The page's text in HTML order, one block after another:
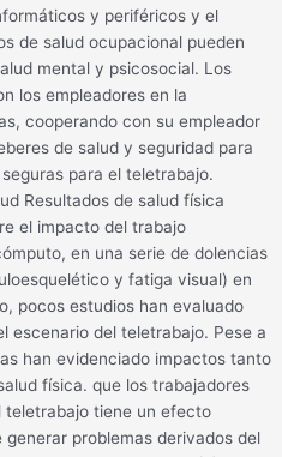
y periféricos y el
de salud ocupacional pueden
mental y psicosocial. Los
los empleadores en la
cooperando con su empleador
de salud y seguridad para
para el teletrabajo.
Resultados de salud física
el impacto del trabajo
en una serie de dolencias
y fatiga visual) en
pocos estudios han evaluado
escenario del teletrabajo. Pese a
han evidenciado impactos tanto
física. que los trabajadores
teletrabajo tiene un efecto
problemas derivados del